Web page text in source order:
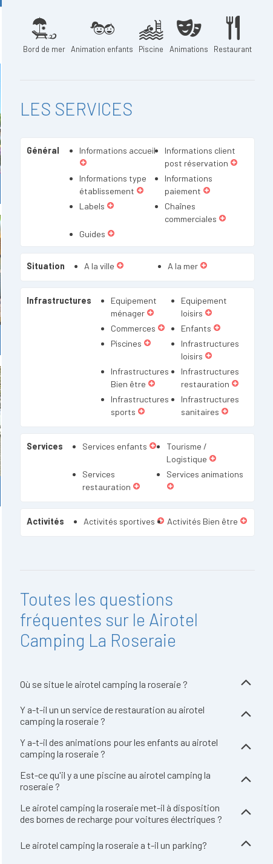
Bord de mer Animation enfants Piscine Animations Restaurant
LES SERVICES
Général Informations accueil
Informations client
post réservation
Informations type
établissement
Informations
paiement
Labels
Chaînes
commerciales
Guides
Situation A la ville A la mer
Infrastructures
Equipement
ménager
Equipement
loisirs
Commerces
Enfants
Piscines
Infrastructures
loisirs
Infrastructures
Bien être
Infrastructures
restauration
Infrastructures
sports
Infrastructures
sanitaires
Services Services enfants
Tourisme /
Logistique
Services
restauration
Services animations
Activités Activités sportives Activités Bien être
Toutes les questions
fréquentes sur le Airotel
Camping La Roseraie
Où se situe le airotel camping la roseraie ?
Y a-t-il un un service de restauration au airotel
camping la roseraie ?
Y a-t-il des animations pour les enfants au airotel
camping la roseraie ?
Est-ce qu'il y a une piscine au airotel camping la
roseraie ?
Le airotel camping la roseraie met-il à disposition
des bornes de recharge pour voitures électriques ?
Le airotel camping la roseraie a t-il un parking?